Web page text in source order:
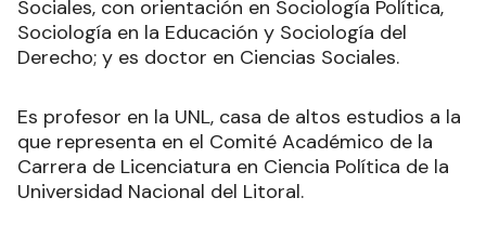
Sociales, con orientación en Sociología Política,
Sociología en la Educación y Sociología del
Derecho; y es doctor en Ciencias Sociales.
Es profesor en la UNL, casa de altos estudios a la
que representa en el Comité Académico de la
Carrera de Licenciatura en Ciencia Política de la
Universidad Nacional del Litoral.